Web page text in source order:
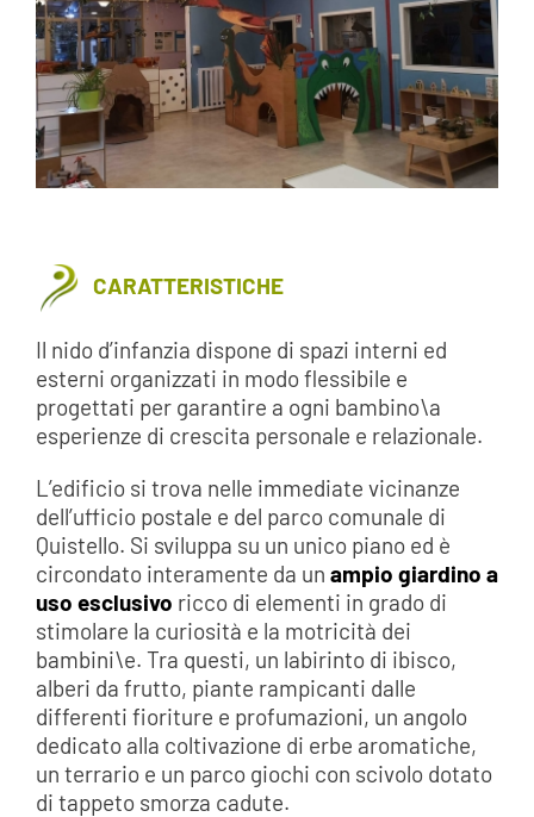
CARATTERISTICHE
Il nido d’infanzia dispone di spazi interni ed
esterni organizzati in modo flessibile e
progettati per garantire a ogni bambino\a
esperienze di crescita personale e relazionale.
L’edificio si trova nelle immediate vicinanze
dell’ufficio postale e del parco comunale di
Quistello. Si sviluppa su un unico piano ed è
circondato interamente da un ampio giardino a
uso esclusivo ricco di elementi in grado di
stimolare la curiosità e la motricità dei
bambini\e. Tra questi, un labirinto di ibisco,
alberi da frutto, piante rampicanti dalle
differenti fioriture e profumazioni, un angolo
dedicato alla coltivazione di erbe aromatiche,
un terrario e un parco giochi con scivolo dotato
di tappeto smorza cadute.